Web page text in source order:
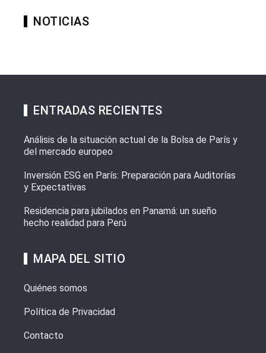
NOTICIAS
ENTRADAS RECIENTES
Análisis de la situación actual de la Bolsa de París y
del mercado europeo
Inversión ESG en París: Preparación para Auditorías
y Expectativas
Residencia para jubilados en Panamá: un sueño
hecho realidad para Perú
MAPA DEL SITIO
Quiénes somos
Política de Privacidad
Contacto